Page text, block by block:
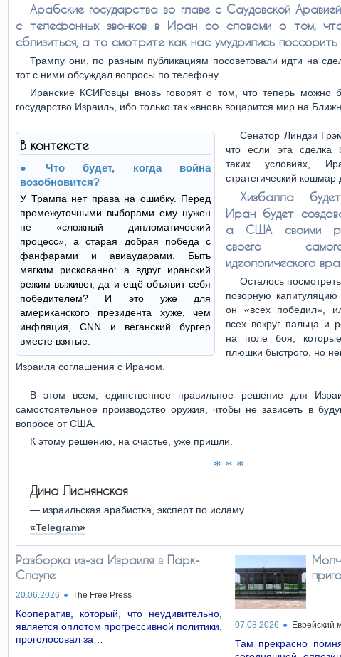
Арабские государства во главе с Саудовской
с телефонных звонков в Иран со словами о том,
сблизиться, а то смотрите как нас умудрились поссорить
Трампу они, по разным публикациям посоветовали идти на
тот с ними обсуждал вопросы по телефону.
Иранские КСИРовцы вновь говорят о том, что теперь можно
государство Израиль, ибо только так «вновь воцарится мир на
В контексте
Что будет, когда война
возобновится?
У Трампа нет права на ошибку. Перед
промежуточными выборами ему нужен
не «сложный дипломатический
процесс», а старая добрая победа с
фанфарами и авиаударами. Быть
мягким рискованно: а вдруг иранский
режим выживет, да и ещё объявит себя
победителем? И это уже для
американского президента хуже, чем
инфляция, CNN и веганский бургер
вместе взятые.
Сенатор Линдзи
что если эта сделка
таких условиях,
стратегический кошмар
Хизбалла
Иран будет
а США своими
своего
идеологического
Осталось
позорную
он «всех победил»,
всех вокруг пальца и
на поле боя,
плюшки быстрого, но
Израиля соглашения с Ираном.
В этом всем, единственное правильное решение для
самостоятельное производство оружия, чтобы не зависеть в
вопросе от США.
К этому решению, на счастье, уже пришли.
* * *
Дина Лиснянская
— израильская арабистка, эксперт по исламу
«Telegram»
Разборка из-за Израиля в Парк-
Слоупе
20.06.2026 The Free Press
Кооператив, который, что неудивительно,
является оплотом прогрессивной политики,
проголосовал за…
07.08.2026 Еврейский
Там прекрасно